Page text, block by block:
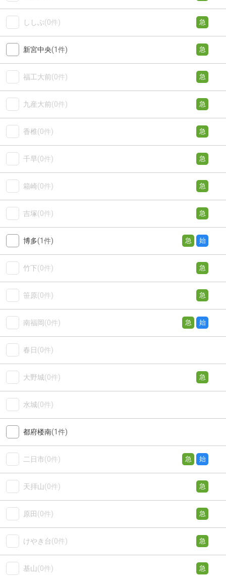
ししぶ(0件) 急
新宮中央(1件) 急
福工大前(0件) 急
九産大前(0件) 急
香椎(0件) 急
千早(0件) 急
箱崎(0件) 急
吉塚(0件) 急
博多(1件) 急 始
竹下(0件) 急
笹原(0件) 急
南福岡(0件) 急 始
春日 (0件)
大野城(0件) 急
水城(0件)
都府楼南(1件)
二日市(0件) 急 始
天拝山(0件) 急
原田 (0件) 急
けやき台(0件) 急
基山(0件) 急